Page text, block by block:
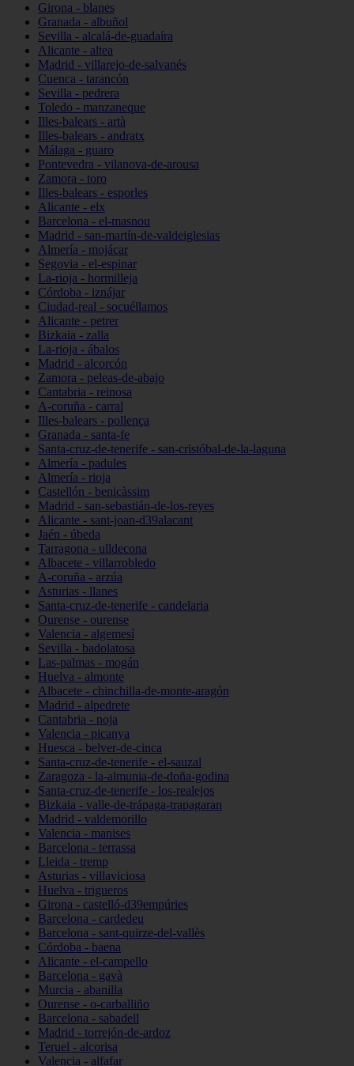
Girona - blanes
Granada - albuñol
Sevilla - alcalá-de-guadaíra
Alicante - altea
Madrid - villarejo-de-salvanés
Cuenca - tarancón
Sevilla - pedrera
Toledo - manzaneque
Illes-balears - artà
Illes-balears - andratx
Málaga - guaro
Pontevedra - vilanova-de-arousa
Zamora - toro
Illes-balears - esporles
Alicante - elx
Barcelona - el-masnou
Madrid - san-martín-de-valdeiglesias
Almería - mojácar
Segovia - el-espinar
La-rioja - hormilleja
Córdoba - iznájar
Ciudad-real - socuéllamos
Alicante - petrer
Bizkaia - zalla
La-rioja - ábalos
Madrid - alcorcón
Zamora - peleas-de-abajo
Cantabria - reinosa
A-coruña - carral
Illes-balears - pollença
Granada - santa-fe
Santa-cruz-de-tenerife - san-cristóbal-de-la-laguna
Almería - padules
Almería - rioja
Castellón - benicàssim
Madrid - san-sebastián-de-los-reyes
Alicante - sant-joan-d39alacant
Jaén - úbeda
Tarragona - ulldecona
Albacete - villarrobledo
A-coruña - arzúa
Asturias - llanes
Santa-cruz-de-tenerife - candelaria
Ourense - ourense
Valencia - algemesí
Sevilla - badolatosa
Las-palmas - mogán
Huelva - almonte
Albacete - chinchilla-de-monte-aragón
Madrid - alpedrete
Cantabria - noja
Valencia - picanya
Huesca - belver-de-cinca
Santa-cruz-de-tenerife - el-sauzal
Zaragoza - la-almunia-de-doña-godina
Santa-cruz-de-tenerife - los-realejos
Bizkaia - valle-de-trápaga-trapagaran
Madrid - valdemorillo
Valencia - manises
Barcelona - terrassa
Lleida - tremp
Asturias - villaviciosa
Huelva - trigueros
Girona - castelló-d39empúries
Barcelona - cardedeu
Barcelona - sant-quirze-del-vallès
Córdoba - baena
Alicante - el-campello
Barcelona - gavà
Murcia - abanilla
Ourense - o-carballiño
Barcelona - sabadell
Madrid - torrejón-de-ardoz
Teruel - alcorisa
Valencia - alfafar